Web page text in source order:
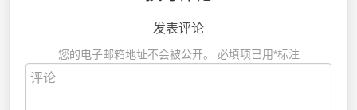
发表评论
您的电子邮箱地址不会被公开。 必填项已用*标注